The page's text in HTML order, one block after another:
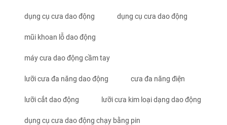
dụng cụ cưa dao động dụng cụ cưa dao động
mũi khoan lỗ dao động
máy cưa dao động cầm tay
lưỡi cưa đa năng dao động cưa đa năng điện
lưỡi cắt dao động lưỡi cưa kim loại dạng dao động
dụng cụ cưa dao động chạy bằng pin